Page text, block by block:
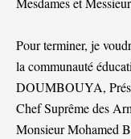
Pour terminer, je
la communauté
DOUMBOUYA,
Chef Suprême des
Monsieur Mohamed